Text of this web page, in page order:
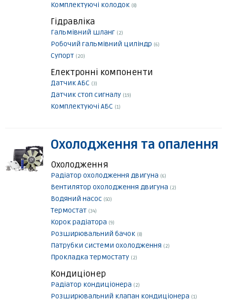
Комплектуючі колодок (8)
Гідравліка
Гальмівний шланг (2)
Робочий гальмівний циліндр (6)
Супорт (20)
Електронні компоненти
Датчик АБС (3)
Датчик стоп сигналу (19)
Комплектуючі АБС (1)
Охолодження та опалення
Охолодження
Радіатор охолодження двигуна (6)
Вентилятор охолодження двигуна (2)
Водяний насос (50)
Термостат (34)
Корок радіатора (9)
Розширювальний бачок (8)
Патрубки системи охолодження (2)
Прокладка термостату (2)
Кондиціонер
Радіатор кондиціонера (2)
Розширювальний клапан кондиціонера (1)